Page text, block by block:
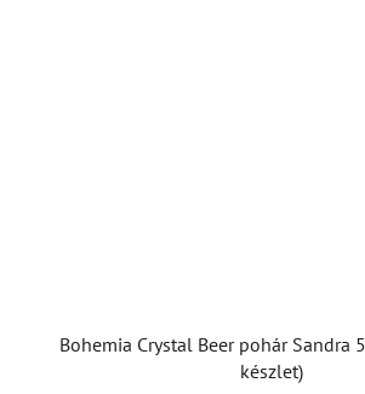
Bohemia Crystal Beer pohár Sandra
készlet)